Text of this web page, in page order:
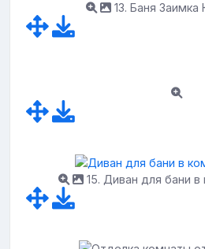
13. Баня Заимка
15. Диван для бани